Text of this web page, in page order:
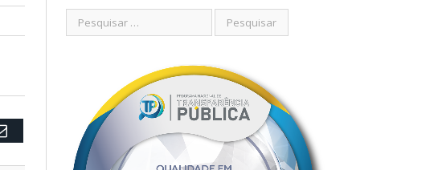
Email